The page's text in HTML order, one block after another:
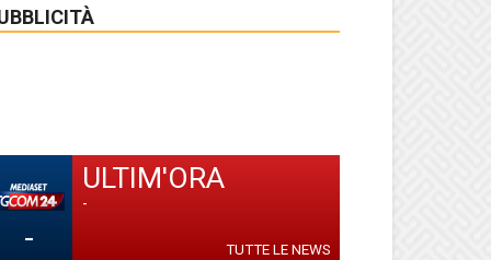
-
ULTIM'ORA
-
TUTTE LE NEWS